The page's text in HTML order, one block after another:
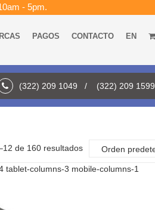
- 5pm.
PAGOS CONTACTO EN
(322) 209 1049 / (322) 209 1599
de 160 resultados
tablet-columns-3 mobile-columns-1